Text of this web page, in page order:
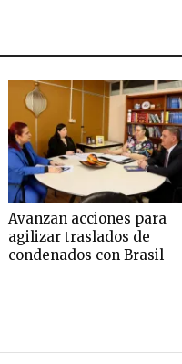
Avanzan acciones para
agilizar traslados de
condenados con Brasil